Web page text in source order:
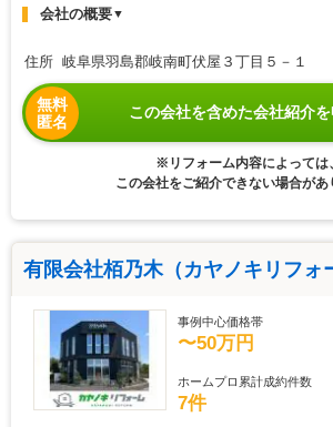
会社の概要▼
住所 岐阜県羽島郡岐南町伏屋３丁目５－１
無料
匿名
この会社を含めた会社紹介
※リフォーム内容によっては、
この会社をご紹介できない場合があ
有限会社栢乃木（カヤノキリフォ
事例中心価格帯
〜50万円
ホームプロ累計成約件数
7件